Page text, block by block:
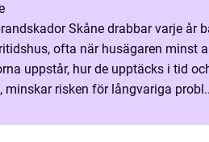
Skåne drabbar varje år
ofta när husägaren minst
uppstår, hur de upptäcks i tid
minskar risken för långvariga